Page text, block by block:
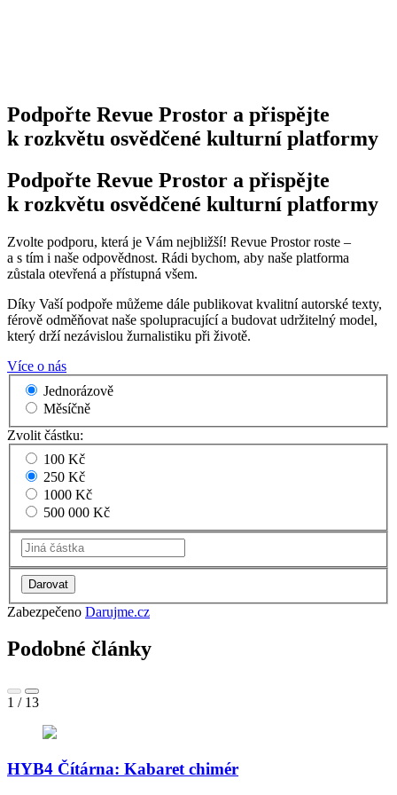
Podpořte Revue Prostor a přispějte
k rozkvětu osvědčené kulturní platformy
Podpořte Revue Prostor a přispějte
k rozkvětu osvědčené kulturní platformy
Zvolte podporu, která je Vám nejbližší! Revue Prostor roste –
a s tím i naše odpovědnost. Rádi bychom, aby naše platforma
zůstala otevřená a přístupná všem.
Díky Vaší podpoře můžeme dále publikovat kvalitní autorské texty,
férově odměňovat naše spolupracující a budovat udržitelný model,
který drží nezávislou žurnalistiku při životě.
Více o nás
Jednorázově
Měsíčně
Zvolit částku:
100 Kč
250 Kč
1000 Kč
500 000 Kč
Zabezpečeno Darujme.cz
Podobné články
1 / 13
HYB4 Čítárna: Kabaret chimér